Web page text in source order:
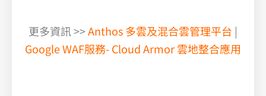
更多資訊 >>Anthos 多雲及混合雲管理平台 |
Google WAF服務- Cloud Armor 雲地整合應用